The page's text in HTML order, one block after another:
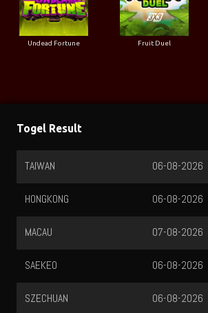
Undead Fortune Fruit Duel
Togel Result
TAIWAN 06-08-2026
HONGKONG 06-08-2026
MACAU 07-08-2026
SAEKEO 06-08-2026
SZECHUAN 06-08-2026